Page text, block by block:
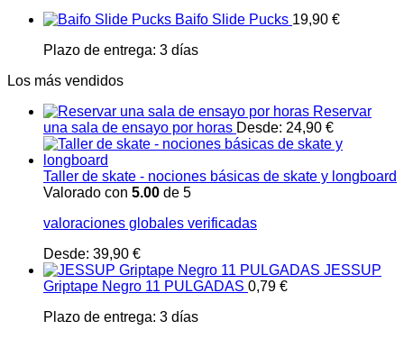
Baifo Slide Pucks 19,90 €
Plazo de entrega: 3 días
Los más vendidos
Reservar
una sala de ensayo por horas Desde: 24,90 €
Taller de skate - nociones básicas de skate y longboard
Valorado con 5.00 de 5
valoraciones globales verificadas
Desde: 39,90 €
JESSUP
Griptape Negro 11 PULGADAS 0,79 €
Plazo de entrega: 3 días